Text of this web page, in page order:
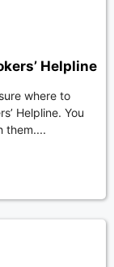
Helpline
where to
Helpline. You
them....